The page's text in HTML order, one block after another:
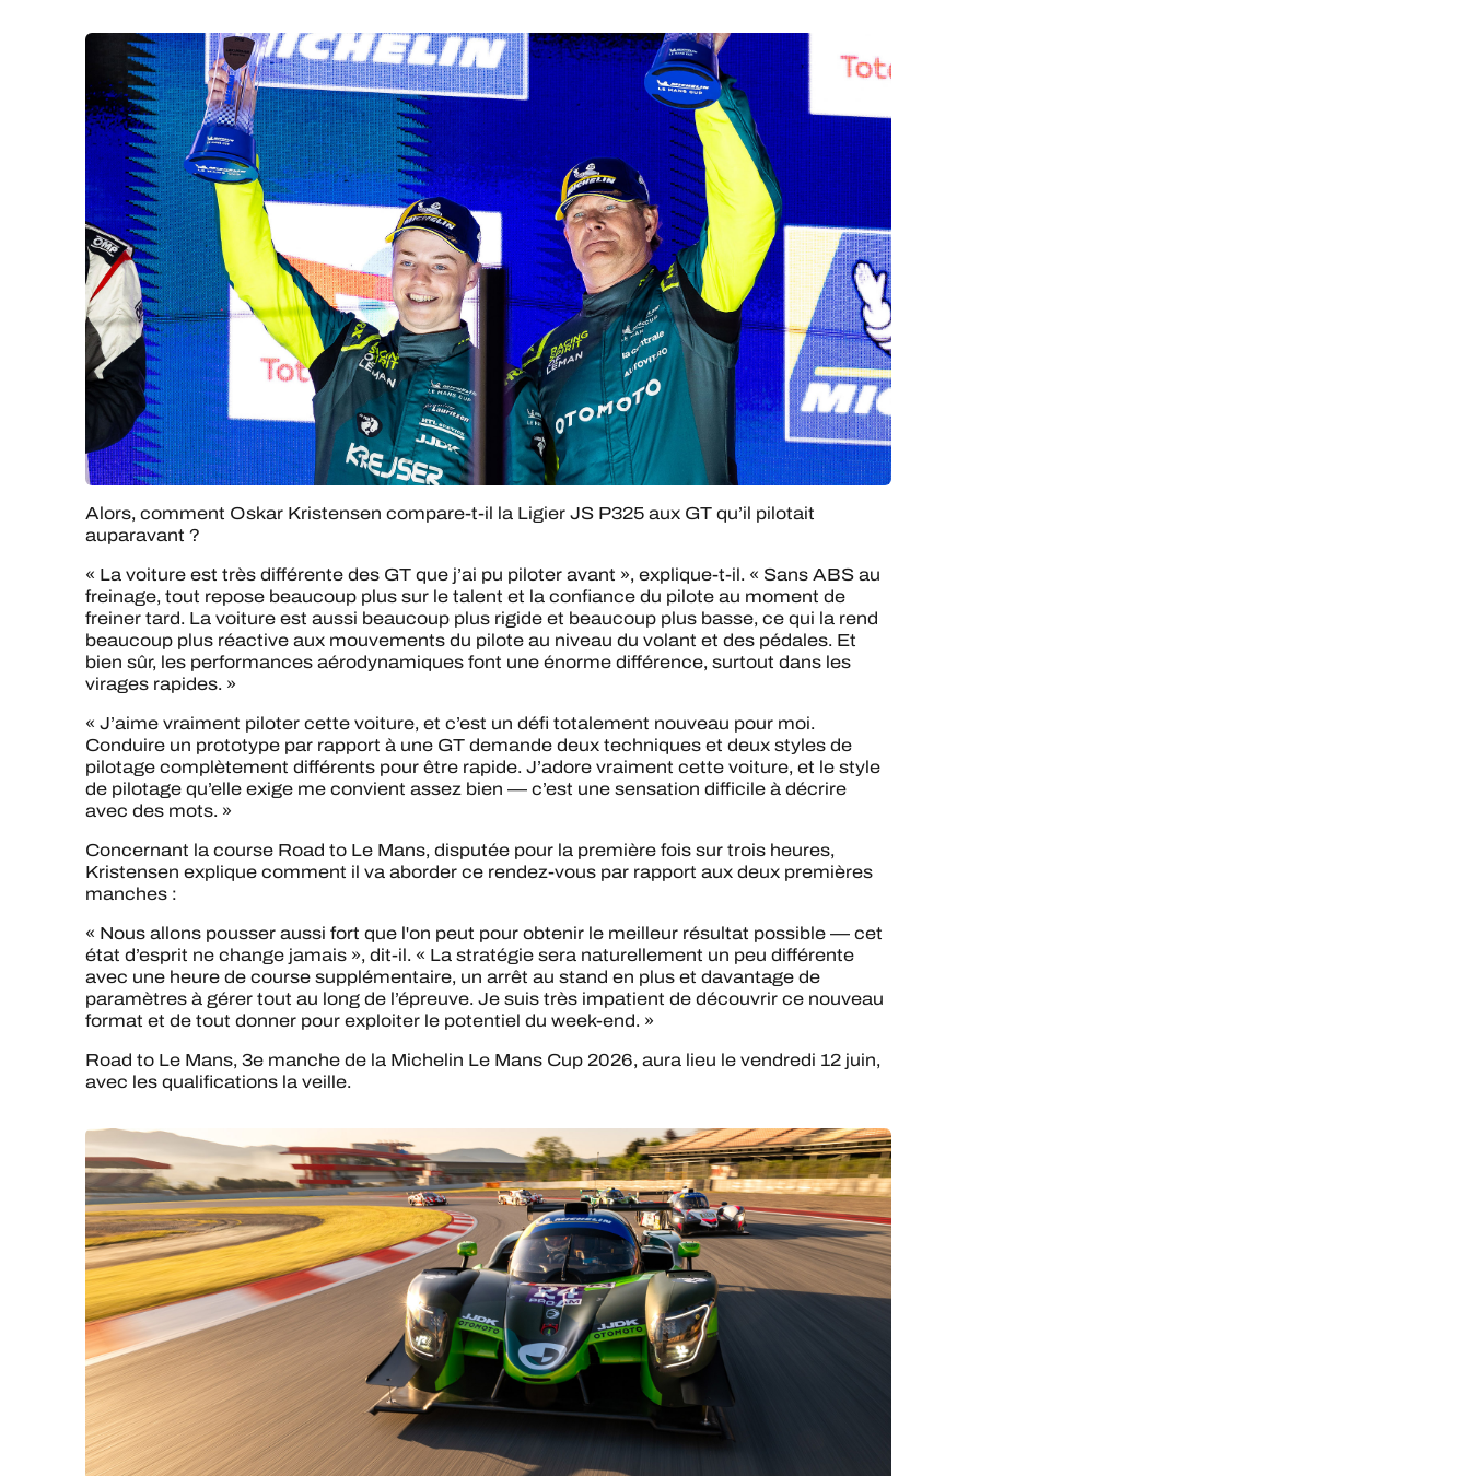
Alors, comment Oskar Kristensen compare-t-il la Ligier JS P325 aux GT qu’il pilotait
auparavant ?
« La voiture est très différente des GT que j’ai pu piloter avant », explique-t-il. « Sans ABS au
freinage, tout repose beaucoup plus sur le talent et la confiance du pilote au moment de
freiner tard. La voiture est aussi beaucoup plus rigide et beaucoup plus basse, ce qui la rend
beaucoup plus réactive aux mouvements du pilote au niveau du volant et des pédales. Et
bien sûr, les performances aérodynamiques font une énorme différence, surtout dans les
virages rapides. »
« J’aime vraiment piloter cette voiture, et c’est un défi totalement nouveau pour moi.
Conduire un prototype par rapport à une GT demande deux techniques et deux styles de
pilotage complètement différents pour être rapide. J’adore vraiment cette voiture, et le style
de pilotage qu’elle exige me convient assez bien — c’est une sensation difficile à décrire
avec des mots. »
Concernant la course Road to Le Mans, disputée pour la première fois sur trois heures,
Kristensen explique comment il va aborder ce rendez-vous par rapport aux deux premières
manches :
« Nous allons pousser aussi fort que l'on peut pour obtenir le meilleur résultat possible — cet
état d’esprit ne change jamais », dit-il. « La stratégie sera naturellement un peu différente
avec une heure de course supplémentaire, un arrêt au stand en plus et davantage de
paramètres à gérer tout au long de l’épreuve. Je suis très impatient de découvrir ce nouveau
format et de tout donner pour exploiter le potentiel du week-end. »
Road to Le Mans, 3e manche de la Michelin Le Mans Cup 2026, aura lieu le vendredi 12 juin,
avec les qualifications la veille.